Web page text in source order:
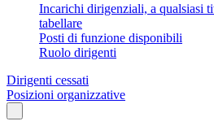
Incarichi dirigenziali, a qualsiasi
tabellare
Posti di funzione disponibili
Ruolo dirigenti
Dirigenti cessati
Posizioni organizzative